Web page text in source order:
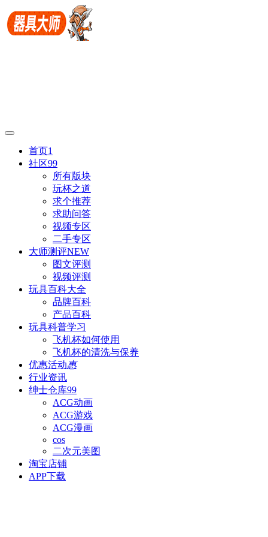
首页1
社区99
所有版块
玩杯之道
求个推荐
求助问答
视频专区
二手专区
大师测评NEW
图文评测
视频评测
玩具百科大全
品牌百科
产品百科
玩具科普学习
飞机杯如何使用
飞机杯的清洗与保养
优惠活动惠
行业资讯
绅士仓库99
ACG动画
ACG游戏
ACG漫画
cos
二次元美图
淘宝店铺
APP下载